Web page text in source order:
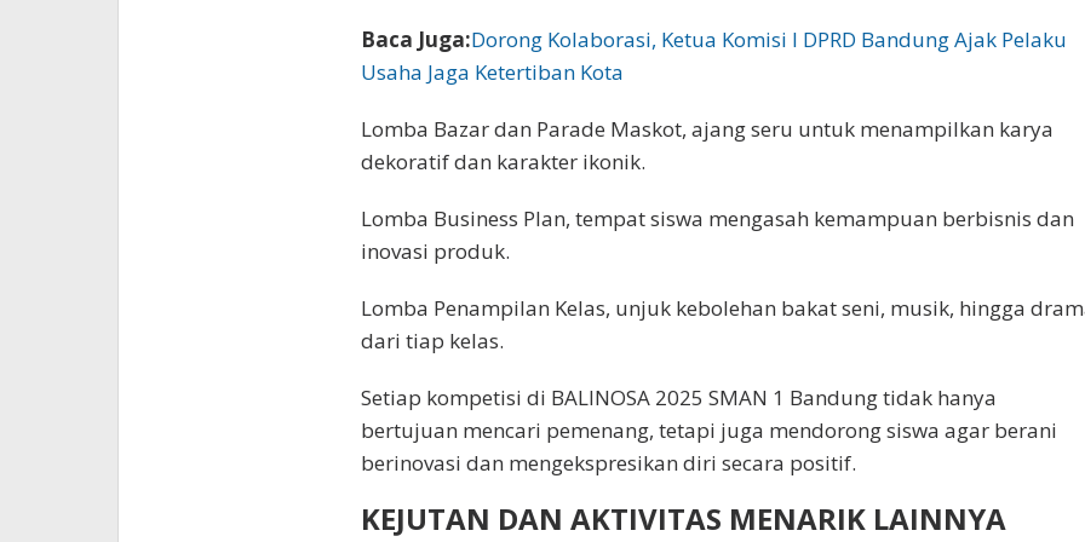
Baca Juga:Dorong Kolaborasi, Ketua Komisi I DPRD Bandung Ajak Pelaku
Usaha Jaga Ketertiban Kota
Lomba Bazar dan Parade Maskot, ajang seru untuk menampilkan karya
dekoratif dan karakter ikonik.
Lomba Business Plan, tempat siswa mengasah kemampuan berbisnis dan
inovasi produk.
Lomba Penampilan Kelas, unjuk kebolehan bakat seni, musik, hingga
dari tiap kelas.
Setiap kompetisi di BALINOSA 2025 SMAN 1 Bandung tidak hanya
bertujuan mencari pemenang, tetapi juga mendorong siswa agar berani
berinovasi dan mengekspresikan diri secara positif.
KEJUTAN DAN AKTIVITAS MENARIK LAINNYA